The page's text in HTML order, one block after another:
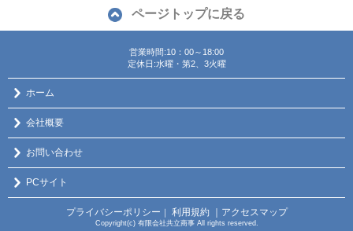
ページトップに戻る
営業時間:10：00～18:00
定休日:水曜・第2、3火曜
ホーム
会社概要
お問い合わせ
PCサイト
プライバシーポリシー ｜ 利用規約 ｜アクセスマップ
Copyright(c) 有限会社共立商事 All rights reserved.